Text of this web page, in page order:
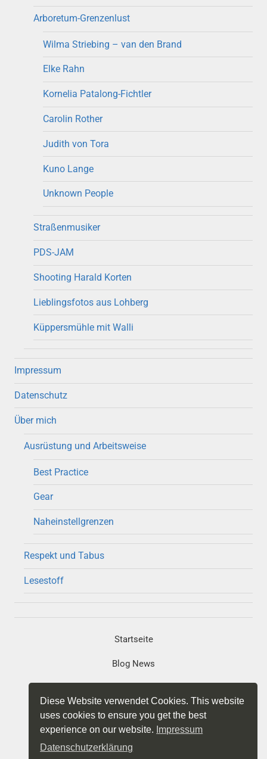
Arboretum-Grenzenlust
Wilma Striebing – van den Brand
Elke Rahn
Kornelia Patalong-Fichtler
Carolin Rother
Judith von Tora
Kuno Lange
Unknown People
Straßenmusiker
PDS-JAM
Shooting Harald Korten
Lieblingsfotos aus Lohberg
Küppersmühle mit Walli
Impressum
Datenschutz
Über mich
Ausrüstung und Arbeitsweise
Best Practice
Gear
Naheinstellgrenzen
Respekt und Tabus
Lesestoff
Startseite
Blog News
Projekte
Diese Website verwendet Cookies. This website
uses cookies to ensure you get the best
experience on our website. Impressum
Datenschutzerklärung